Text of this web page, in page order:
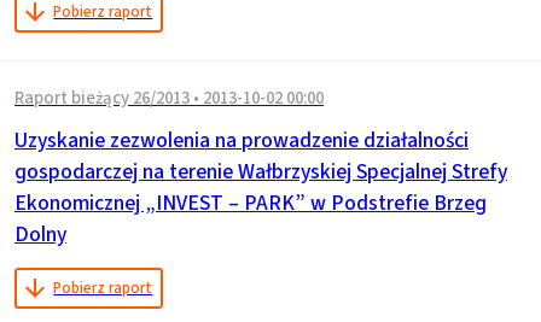
Pobierz raport
Raport bieżący 26/2013 • 2013-10-02 00:00
Uzyskanie zezwolenia na prowadzenie działalności
gospodarczej na terenie Wałbrzyskiej Specjalnej Strefy
Ekonomicznej „INVEST – PARK” w Podstrefie Brzeg
Dolny
Pobierz raport